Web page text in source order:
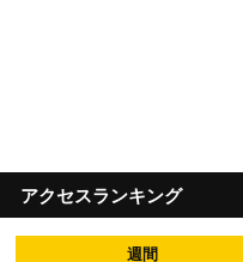
アクセスランキング
週間